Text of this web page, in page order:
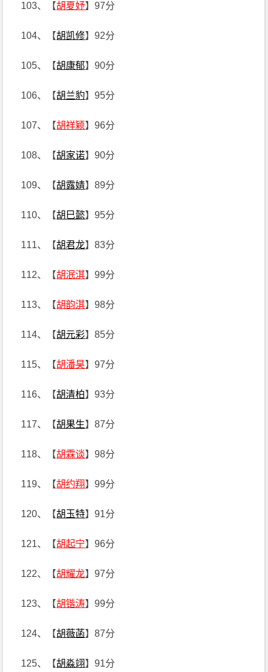
103、【胡夏妤】97分
104、【胡凯修】92分
105、【胡康郁】90分
106、【胡兰豹】95分
107、【胡祥颖】96分
108、【胡家诺】90分
109、【胡露婧】89分
110、【胡巳懿】95分
111、【胡君龙】83分
112、【胡泯淇】99分
113、【胡韵淇】98分
114、【胡元彩】85分
115、【胡潘昊】97分
116、【胡清柏】93分
117、【胡果生】87分
118、【胡霖谈】98分
119、【胡约翔】99分
120、【胡玉特】91分
121、【胡起宁】96分
122、【胡耀龙】97分
123、【胡锴涛】99分
124、【胡薇菡】87分
125、【胡淼翊】91分